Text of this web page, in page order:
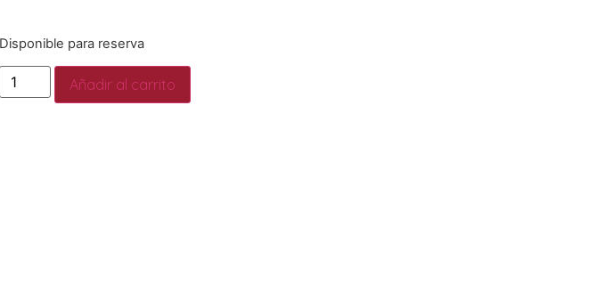
Disponible para reserva
Añadir al carrito